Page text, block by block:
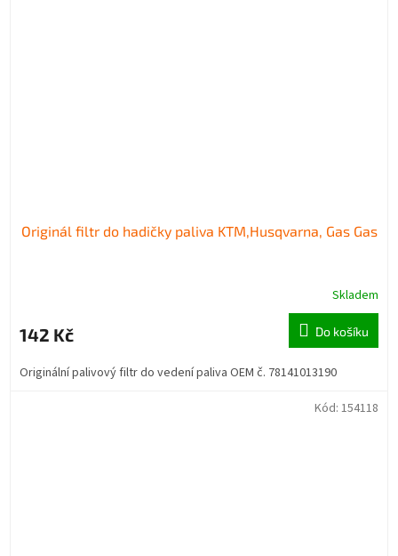
Originál filtr do hadičky paliva KTM,Husqvarna, Gas Gas
Skladem
142 Kč Do košíku
Originální palivový filtr do vedení paliva OEM č. 78141013190
Kód: 154118